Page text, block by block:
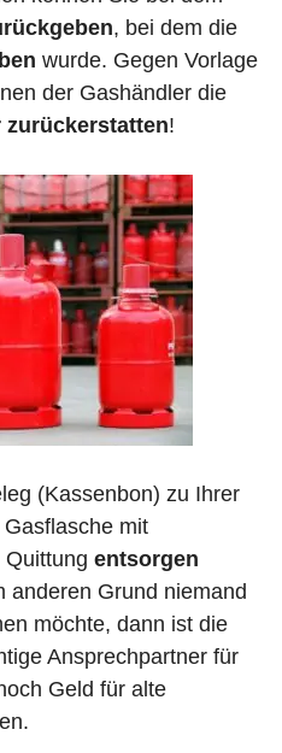
, bei dem die
wurde. Gegen Vorlage
der Gashändler die
zurückerstatten!
(Kassenbon) zu Ihrer
mit
entsorgen
anderen Grund niemand
möchte, dann ist die
Ansprechpartner für
Geld für alte